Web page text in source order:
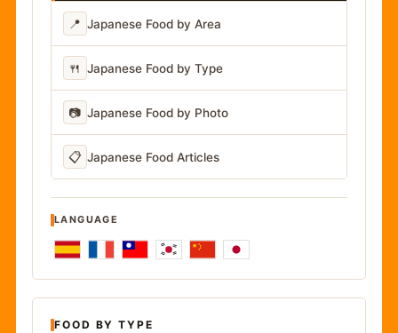
📍 Japanese Food by Area
🍴 Japanese Food by Type
📷 Japanese Food by Photo
📋 Japanese Food Articles
LANGUAGE
FOOD BY TYPE